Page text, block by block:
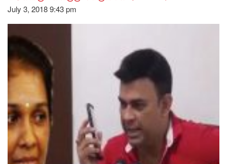
July 3, 2018 9:43 pm